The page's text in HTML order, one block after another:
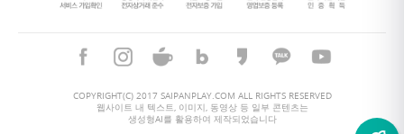
COPYRIGHT(C) 2017 SAIPANPLAY.COM ALL RIGHTS RESERVED
웹사이트 내 텍스트, 이미지, 동영상 등 일부 콘텐츠는
생성형AI를 활용하여 제작되었습니다
26°